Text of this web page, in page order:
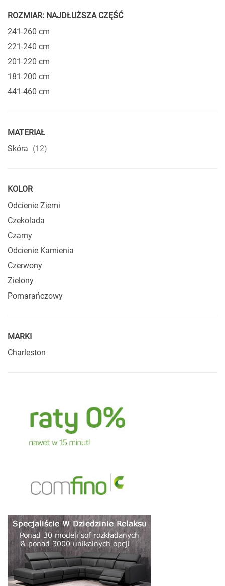
ROZMIAR: NAJDŁUŻSZA CZĘŚĆ
241-260 cm
221-240 cm
201-220 cm
181-200 cm
441-460 cm
MATERIAŁ
Skóra
12produkty
KOLOR
Odcienie Ziemi
Czekolada
Czarny
Odcienie Kamienia
Czerwony
Zielony
Pomarańczowy
MARKI
Charleston